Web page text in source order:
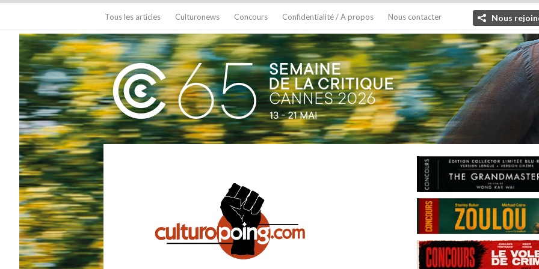
Tous les articles Culturonews Concours Confidentialité / A propos Nous contacter Nous